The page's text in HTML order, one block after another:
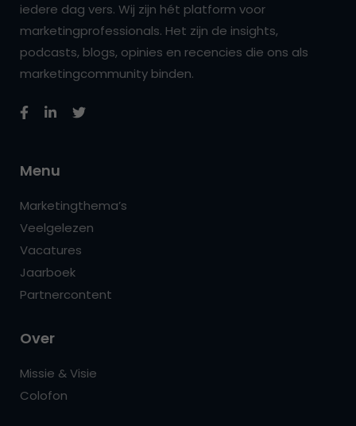
iedere dag vers. Wij zijn hét platform voor
marketingprofessionals. Het zijn de insights,
podcasts, blogs, opinies en recencies die ons als
marketingcommunity binden.
Menu
Marketingthema’s
Veelgelezen
Vacatures
Jaarboek
Partnercontent
Over
Missie & Visie
Colofon